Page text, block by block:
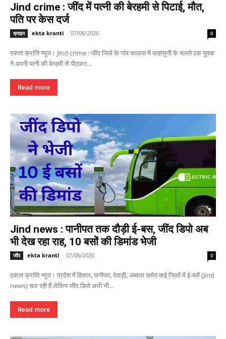
Jind crime : जींद में पत्नी की बेरहमी से पिटाई, मौत,
पति पर केस दर्ज
क्राइम ekta kranti - 07/06/2026 0
एकता क्रांति न्यूज। Jind crime : जींद जिले के गांव कालवा में कहासुनी के चलते एक युवक
ने अपनी पत्नी की बेरहमी से पीटकर...
Read more
Jind news : पानीपत तक दौड़ी ई-बस, जींद डिपो अब
भी देख रहा राह, 10 बसों की डिमांड भेजी
जींद ekta kranti - 07/06/2026 0
एकता क्रांति न्यूज। प्रदेश में हिसार, पानीपत, रेवाड़ी, अंबाला समेत कई जिलों में ई-बसें (Jind
news) चल रही हैं लेकिन जींद डिपो अभी भी...
Read more